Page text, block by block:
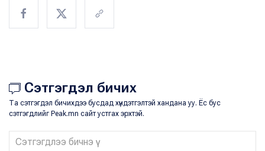
Сэтгэгдэл бичих
Та сэтгэгдэл бичихдээ бусдад хүндэтгэлтэй хандана уу. Ёс бус
сэтгэгдлийг Peak.mn сайт устгах эрхтэй.